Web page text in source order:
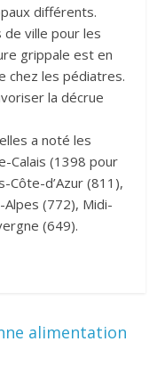
différents.
de ville pour les
grippale est en
chez les pédiatres.
la décrue
a noté les
Calais (1398 pour
Côte-d’Azur (811),
Alpes (772), Midi-
(649).
alimentation